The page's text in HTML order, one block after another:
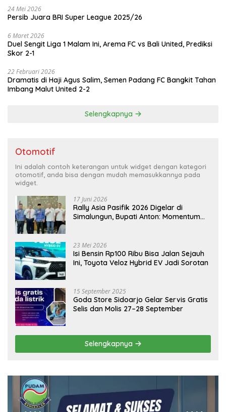
24 Mei 2026
Persib Juara BRI Super League 2025/26
6 Maret 2026
Duel Sengit Liga 1 Malam Ini, Arema FC vs Bali United, Prediksi
Skor 2-1
22 Februari 2026
Dramatis di Haji Agus Salim, Semen Padang FC Bangkit Tahan
Imbang Malut United 2-2
Selengkapnya
Otomotif
Ini adalah contoh keterangan untuk widget dengan kategori
otomotif, anda bisa dengan mudah memasukkannya pada
widget.
17 Juni 2026
Rally Asia Pasifik 2026 Digelar di
Simalungun, Bupati Anton: Momentum
23 Mei 2026
Isi Bensin Rp100 Ribu Bisa Jalan Sejauh
Ini, Toyota Veloz Hybrid EV Jadi Sorotan
15 September 2025
Goda Store Sidoarjo Gelar Servis Gratis
Selis dan Molis 27–28 September
Selengkapnya